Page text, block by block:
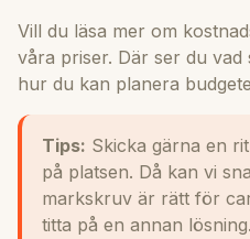
Vill du läsa mer om
våra priser. Där ser du
hur du kan planera
Tips: Skicka gärna en
på platsen. Då kan vi
markskruv är rätt för
titta på en annan lösning.